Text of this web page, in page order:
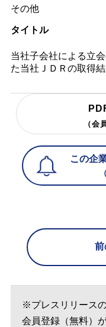
その他
タイトル
当社子会社による立
た当社ＪＤＲの取得
（会
この企
前
※プレスリリース
会員登録（無料）